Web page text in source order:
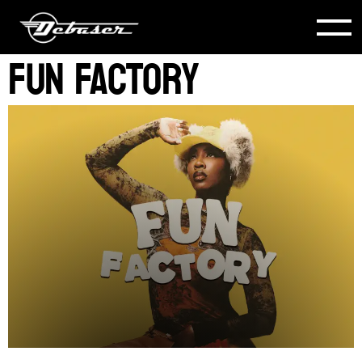
Fun Factory